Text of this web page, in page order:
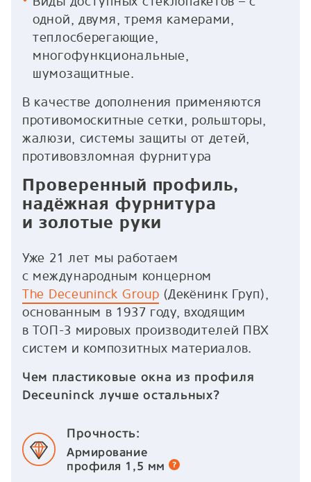
одной, двумя, тремя камерами,
теплосберегающие,
многофункциональные,
шумозащитные.
В качестве дополнения применяются
противомоскитные сетки, рольшторы,
жалюзи, системы защиты от детей,
противовзломная фурнитура
Проверенный профиль,
надёжная фурнитура
и золотые руки
Уже 21 лет мы работаем
с международным концерном
The Deceuninck Group (Декёнинк Груп),
основанным в 1937 году, входящим
в ТОП-3 мировых производителей ПВХ
систем и композитных материалов.
Чем пластиковые окна из профиля
Deceuninck лучше остальных?
Прочность:
Армирование
профиля 1,5 мм